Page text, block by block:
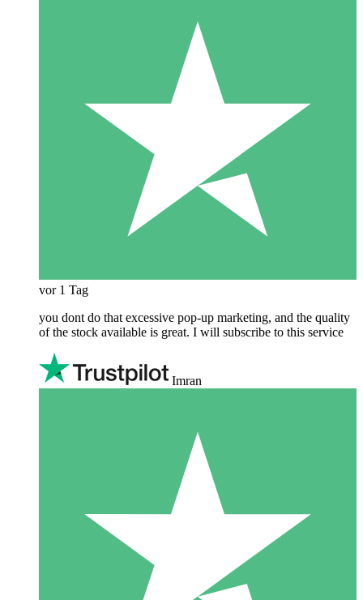
vor 1 Tag
you dont do that excessive pop-up marketing, and the quality
of the stock available is great. I will subscribe to this service
Imran